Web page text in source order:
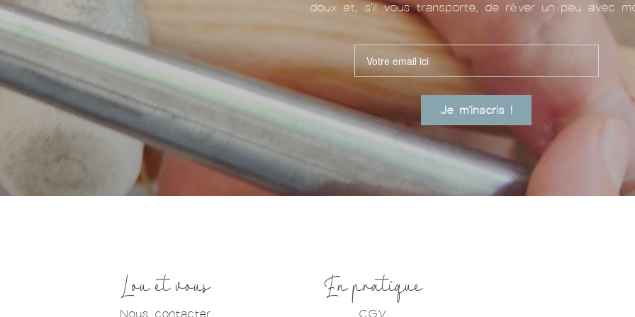
doux et, s'il vous transporte, de rêver un peu avec
Je m'inscris !
Lou et vous
Nous contacter
En pratique
CGV